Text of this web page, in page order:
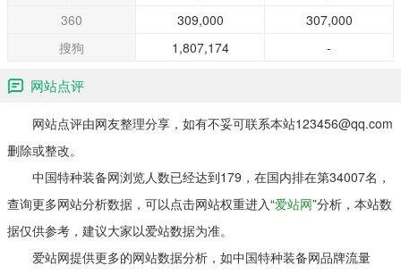
360
309,000
307,000
搜狗
1,807,174 -
网站点评
网站点评由网友整理分享，如有不妥可联系本站123456@qq.com
删除或整改。
中国特种装备网浏览人数已经达到179，在国内排在第34007名，
查询更多网站分析数据，可以点击网站权重进入“爱站网”分析，本站数
据仅供参考，建议大家以爱站数据为准。
爱站网提供更多的网站数据分析，如中国特种装备网品牌流量